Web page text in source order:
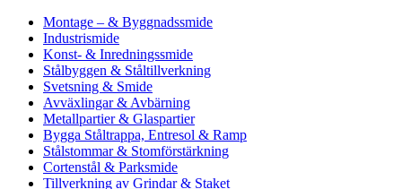
Montage – & Byggnadssmide
Industrismide
Konst- & Inredningssmide
Stålbyggen & Ståltillverkning
Svetsning & Smide
Avväxlingar & Avbärning
Metallpartier & Glaspartier
Bygga Ståltrappa, Entresol & Ramp
Stålstommar & Stomförstärkning
Cortenstål & Parksmide
Tillverkning av Grindar & Staket